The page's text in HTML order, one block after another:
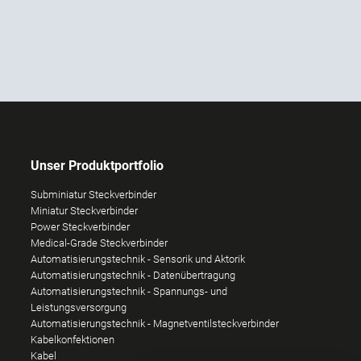
Unser Produktportfolio
Subminiatur Steckverbinder
Miniatur Steckverbinder
Power Steckverbinder
Medical-Grade Steckverbinder
Automatisierungstechnik - Sensorik und Aktorik
Automatisierungstechnik - Datenübertragung
Automatisierungstechnik - Spannungs- und
Leistungsversorgung
Automatisierungstechnik - Magnetventilsteckverbinder
Kabelkonfektionen
Kabel